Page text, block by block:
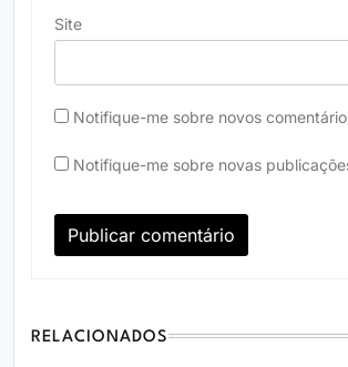
Site
Notifique-me sobre novos
Notifique-me sobre novas
RELACIONADOS